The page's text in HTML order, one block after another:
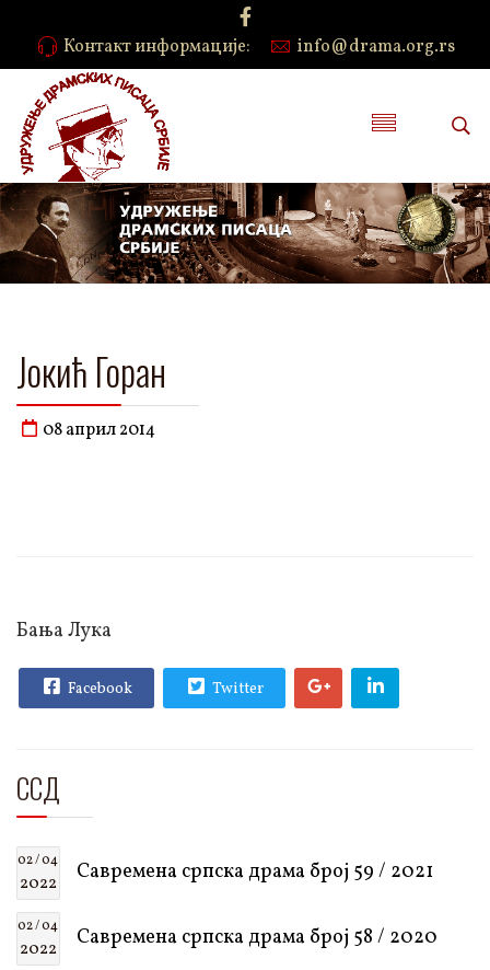
Контакт информације: info@drama.org.rs
Јокић Горан
08 април 2014
Бања Лука
Facebook Twitter
ССД
02 / 04
2022 Савремена српска драма број 59 / 2021
02 / 04
2022 Савремена српска драма број 58 / 2020